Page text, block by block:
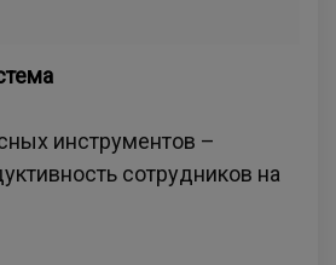
инструментов –
сотрудников на